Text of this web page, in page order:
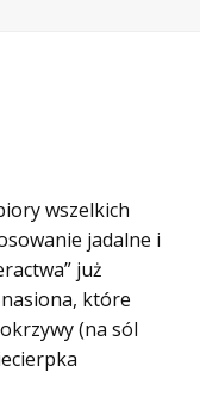
wszelkich
jadalne i
już
nasiona, które
(na sól